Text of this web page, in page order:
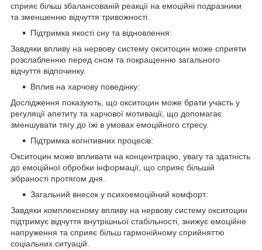
сприяє більш збалансованій реакції на емоційні подразники
та зменшенню відчуття тривожності.
Підтримка якості сну та відновлення:
Завдяки впливу на нервову систему окситоцин може сприяти
розслабленню перед сном та покращенню загального
відчуття відпочинку.
Вплив на харчову поведінку:
Дослідження показують, що окситоцин може брати участь у
регуляції апетиту та харчової мотивації, що допомагає
зменшувати тягу до їжі в умовах емоційного стресу.
Підтримка когнітивних процесів:
Окситоцин може впливати на концентрацію, увагу та здатність
до емоційної обробки інформації, що сприяє більшій
зібраності протягом дня.
Загальний внесок у психоемоційний комфорт:
Завдяки комплексному впливу на нервову систему окситоцин
підтримує відчуття внутрішньої стабільності, знижує емоційне
напруження та сприяє більш гармонійному сприйняттю
соціальних ситуацій.